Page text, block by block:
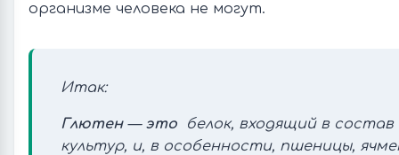
организме человека не могут.
Итак:
Глютен— это белок, входящий в состав
культур, и, в особенности, пшеницы,